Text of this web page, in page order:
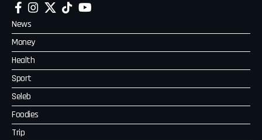
News
Money
Health
Sport
Seleb
Foodies
Trip